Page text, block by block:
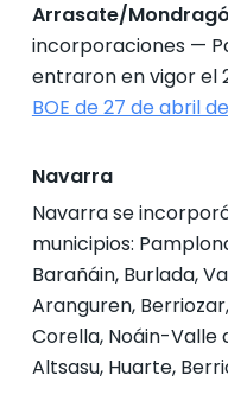
Arrasate/
incorporaciones —
entraron en vigor el
BOE de 27 de abril
Navarra
Navarra se
municipios:
Barañáin, Burlada,
Aranguren,
Corella, Noáin-Valle
Altsasu, Huarte,